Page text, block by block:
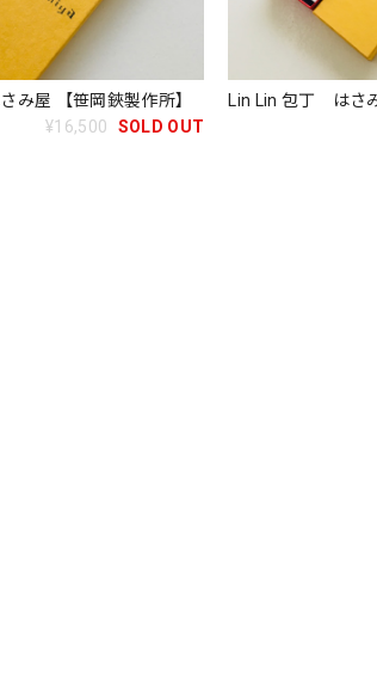
み屋 【笹岡鋏製作所】
¥16,500
SOLD OUT
Lin Lin 包丁 はさ